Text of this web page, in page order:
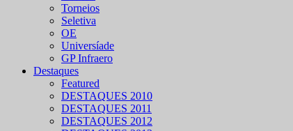
Torneios
Seletiva
OE
Universíade
GP Infraero
Destaques
Featured
DESTAQUES 2010
DESTAQUES 2011
DESTAQUES 2012